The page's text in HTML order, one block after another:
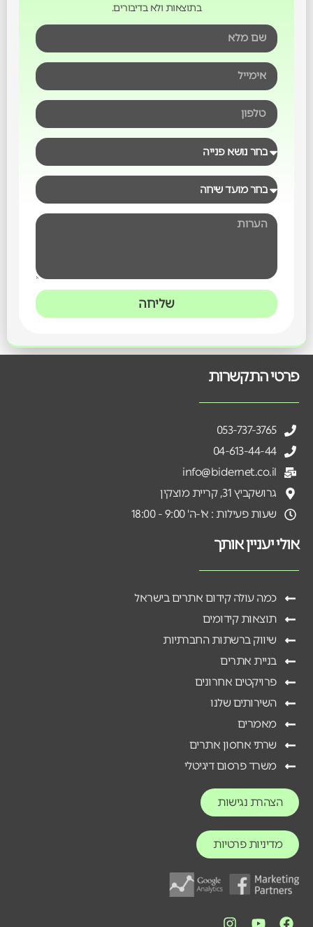
בתוצאות ולא בדיבורים.
שליחה
פרטי התקשרות
053-737-3765
04-613-44-44
info@bidernet.co.il
גרושקביץ 31, קריית מוצקין
שעות פעילות : א'-ה' 9:00 - 18:00
אולי יעניין אותך
כמה עולה קידום אתרים בישראל
תוצאות קידומים
שיווק ברשתות החברתיות
בניית אתרים
פרויקטים אחרונים
השירותים שלנו
מאמרים
שרתי אחסון אתרים
משרד פרסום דיגיטלי
הצהרת נגישות
מדיניות פרטיות